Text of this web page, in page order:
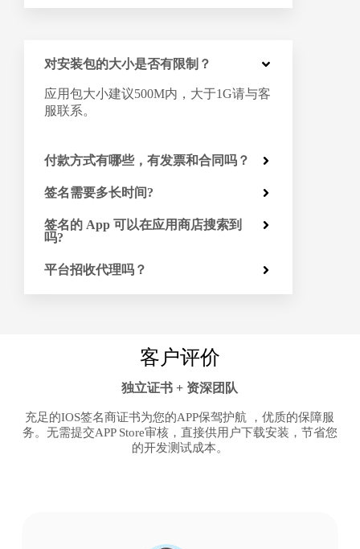
对安装包的大小是否有限制？
应用包大小建议500M内，大于1G请与客
服联系。
付款方式有哪些，有发票和合同吗？
签名需要多长时间?
签名的 App 可以在应用商店搜索到
吗?
平台招收代理吗？
客户评价
独立证书 + 资深团队
充足的IOS签名商证书为您的APP保驾护航 ，优质的保障服
务。无需提交APP Store审核，直接供用户下载安装，节省您
的开发测试成本。